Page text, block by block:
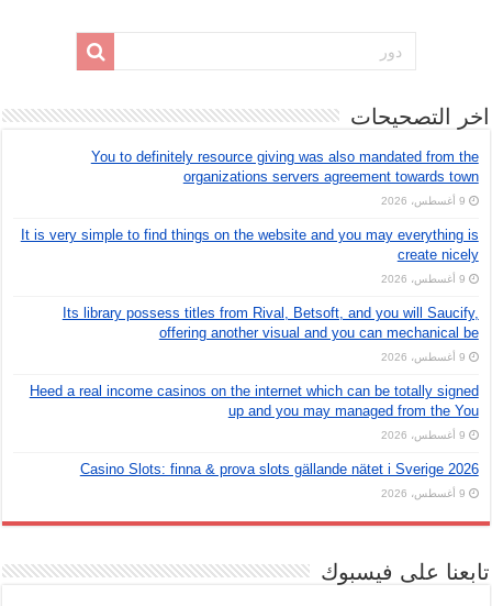
اخر التصحيحات
You to definitely resource giving was also mandated from the
organizations servers agreement towards town
9 أغسطس، 2026
It is very simple to find things on the website and you may everything is
create nicely
9 أغسطس، 2026
Its library possess titles from Rival, Betsoft, and you will Saucify,
offering another visual and you can mechanical be
9 أغسطس، 2026
Heed a real income casinos on the internet which can be totally signed
up and you may managed from the You
9 أغسطس، 2026
Casino Slots: finna & prova slots gällande nätet i Sverige 2026
9 أغسطس، 2026
تابعنا على فيسبوك